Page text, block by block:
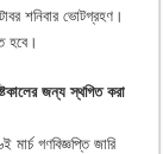
শনিবার ভোটগ্রহণ।
হবে।
জন্য স্থগিত করা
গণবিজ্ঞপ্তি জারি